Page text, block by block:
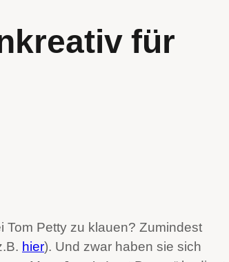
für
Tom Petty zu klauen? Zumindest
hier). Und zwar haben sie sich